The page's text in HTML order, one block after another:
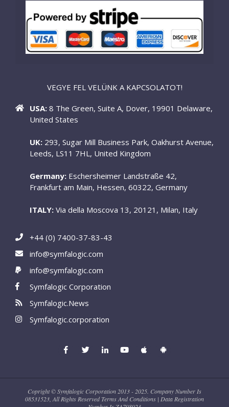
VEGYE FEL VELÜNK A KAPCSOLATOT!
USA: 8 The Green, Suite A, Dover, 19901 Delaware,
United States
UK: 293, Sugar Mill Business Park, Oakhurst Avenue,
Leeds, LS11 7HL, United Kingdom
Germany: Eschersheimer Landstraße 42,
Frankfurt am Main, Hessen, 60322, Germany
ITALY: Via della Moscova 13, 20121, Milan, Italy
+44 (0) 7400-37-83-43
info@symfalogic.com
info@symfalogic.com
Symfalogic Corporation
Symfalogic.News
Symfalogic.corporation
Copright © Symfalogic Corporation 2013 - 2025. Company Number Is
08531523, All Rights Reserved Terms And Conditions | Data Registration